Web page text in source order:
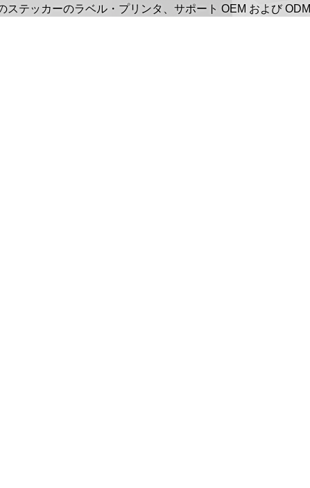
テッカーのラベル・プリンタ、サポート OEM および ODM